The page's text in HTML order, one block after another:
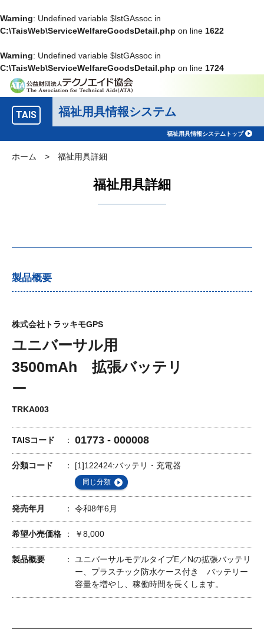
Warning: Undefined variable $lstGAssoc in
C:\TaisWeb\ServiceWelfareGoodsDetail.php on line 1622
Warning: Undefined variable $lstGAssoc in
C:\TaisWeb\ServiceWelfareGoodsDetail.php on line 1724
TAIS 福祉用具情報システム
福祉用具情報システムトップ
ホーム > 福祉用具詳細
福祉用具詳細
製品概要
株式会社トラッキモGPS
ユニバーサル用
3500mAh 拡張バッテリ
ー
TRKA003
TAISコード 01773 - 000008
分類コード [1]122424:バッテリ・充電器
同じ分類
発売年月 令和8年6月
希望小売価格 ￥8,000
製品概要
ユニバーサルモデルタイプE／Nの拡張バッテリ
ー、プラスチック防水ケース付き バッテリー
容量を増やし、稼働時間を長くします。